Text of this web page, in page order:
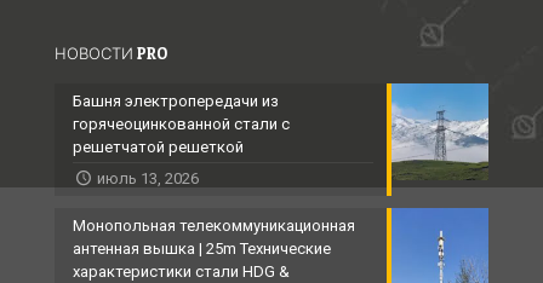
НОВОСТИ PRO
Башня электропередачи из
горячеоцинкованной стали с
решетчатой ​​решеткой
июль 13, 2026
Монопольная телекоммуникационная
антенная вышка | 25m Технические
характеристики стали HDG &